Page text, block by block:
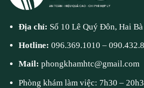
Địa chỉ: Số 10 Lê Quý Đôn, Hai
Hotline:096.369.1010 –
Mail:phongkhamhtc@gmail.com
Phòng khám làm việc: 7h30 –